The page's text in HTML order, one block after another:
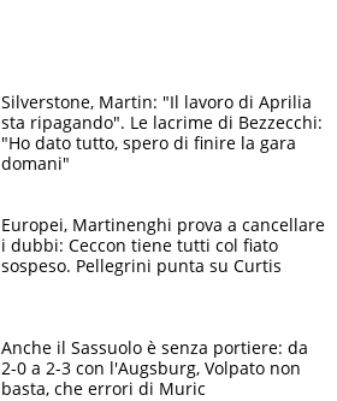
Silverstone, Martin: "Il lavoro di Aprilia
sta ripagando". Le lacrime di Bezzecchi:
"Ho dato tutto, spero di finire la gara
domani"
Europei, Martinenghi prova a cancellare
i dubbi: Ceccon tiene tutti col fiato
sospeso. Pellegrini punta su Curtis
Anche il Sassuolo è senza portiere: da
2-0 a 2-3 con l'Augsburg, Volpato non
basta, che errori di Muric